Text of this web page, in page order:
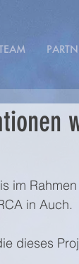
im
in Auch.
dieses